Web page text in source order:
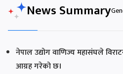
News Summary
नेपाल उद्योग वाणिज्य महासंघले
आग्रह गरेको छ।